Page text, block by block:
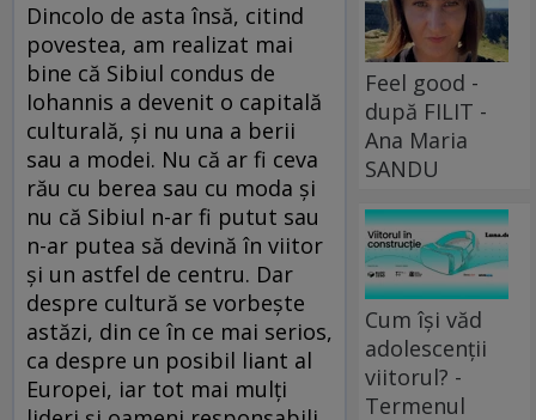
Dincolo de asta însă, citind
povestea, am realizat mai
bine că Sibiul condus de
Iohannis a devenit o capitală
culturală, şi nu una a berii
sau a modei. Nu că ar fi ceva
rău cu berea sau cu moda şi
nu că Sibiul n-ar fi putut sau
n-ar putea să devină în viitor
şi un astfel de centru. Dar
despre cultură se vorbeşte
astăzi, din ce în ce mai serios,
ca despre un posibil liant al
Europei, iar tot mai mulţi
Feel good -
după FILIT -
Ana Maria
SANDU
Cum își văd
adolescenții
viitorul? -
Termenul